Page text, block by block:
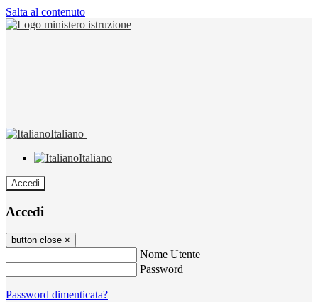
Salta al contenuto
Italiano
Italiano
Accedi
Accedi
button close ×
Nome Utente
Password
Password dimenticata?